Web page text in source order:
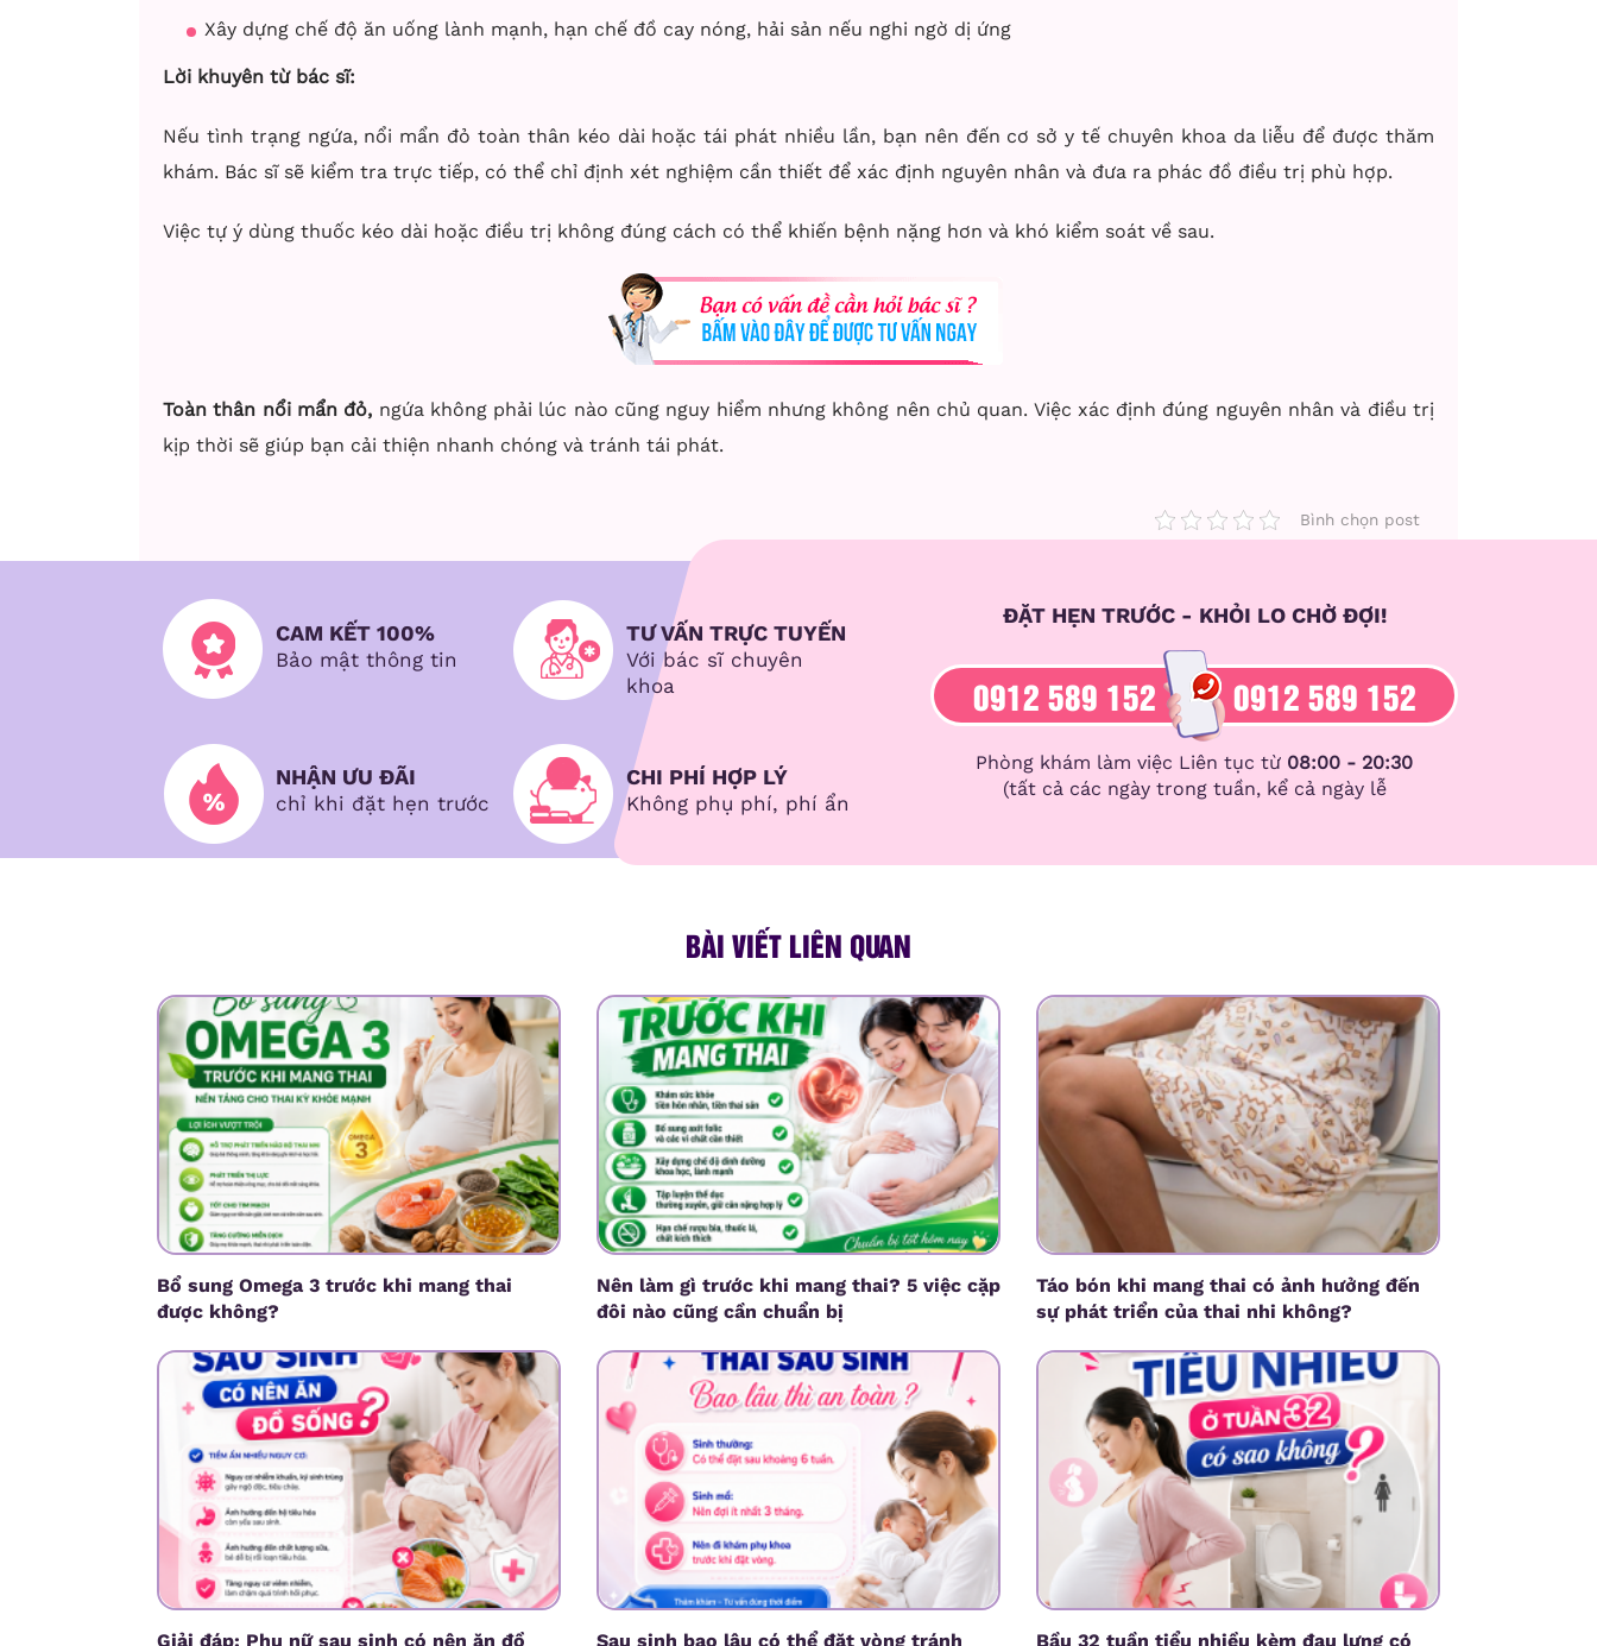
Xây dựng chế độ ăn uống lành mạnh, hạn chế đồ cay nóng, hải sản nếu nghi ngờ dị ứng
Lời khuyên từ bác sĩ:
Nếu tình trạng ngứa, nổi mẩn đỏ toàn thân kéo dài hoặc tái phát nhiều lần, bạn nên đến cơ sở y tế chuyên khoa da liễu để được thăm
khám. Bác sĩ sẽ kiểm tra trực tiếp, có thể chỉ định xét nghiệm cần thiết để xác định nguyên nhân và đưa ra phác đồ điều trị phù hợp.
Việc tự ý dùng thuốc kéo dài hoặc điều trị không đúng cách có thể khiến bệnh nặng hơn và khó kiểm soát về sau.
Toàn thân nổi mẩn đỏ, ngứa không phải lúc nào cũng nguy hiểm nhưng không nên chủ quan. Việc xác định đúng nguyên nhân và điều trị
kịp thời sẽ giúp bạn cải thiện nhanh chóng và tránh tái phát.
Bình chọn post
CAM KẾT 100%
Bảo mật thông tin
TƯ VẤN TRỰC TUYẾN
Với bác sĩ chuyên
khoa
NHẬN ƯU ĐÃI
chỉ khi đặt hẹn trước
CHI PHÍ HỢP LÝ
Không phụ phí, phí ẩn
ĐẶT HẸN TRƯỚC - KHỎI LO CHỜ ĐỢI!
0912 589 152 0912 589 152
Phòng khám làm việc Liên tục từ 08:00 - 20:30
(tất cả các ngày trong tuần, kể cả ngày lễ
BÀI VIẾT LIÊN QUAN
Bổ sung Omega 3 trước khi mang thai
được không?
Nên làm gì trước khi mang thai? 5 việc cặp
đôi nào cũng cần chuẩn bị
Táo bón khi mang thai có ảnh hưởng đến
sự phát triển của thai nhi không?
Giải đáp: Phụ nữ sau sinh có nên ăn đồ Sau sinh bao lâu có thể đặt vòng tránh Bầu 32 tuần tiểu nhiều kèm đau lưng có